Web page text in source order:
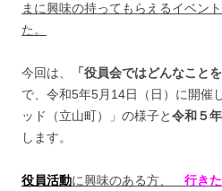
まに興味の持ってもらえるイベン
た。
今回は、 「役員会ではどんなこと
で、令和5年5月14日（日）に開催
ッド（立山町）」の様子と令和５
します。
役員活動に興味のある方、 行き